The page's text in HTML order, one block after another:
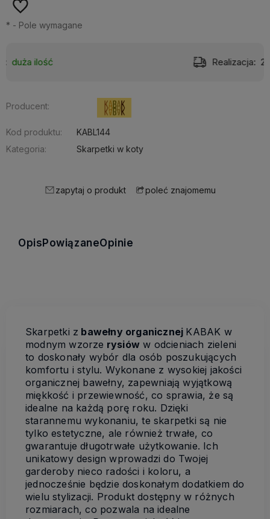
* - Pole wymagane
24 godziny
Producent:
Kod produktu:
KABL144
Kategoria:
Skarpetki w koty
zapytaj o produkt poleć znajomemu
OpisPowiązaneOpinie
Skarpetki z bawełny organicznej KABAK w
modnym wzorze rysiów w odcieniach zieleni
to doskonały wybór dla osób poszukujących
komfortu i stylu. Wykonane z wysokiej jakości
organicznej bawełny, zapewniają wyjątkową
miękkość i przewiewność, co sprawia, że są
idealne na każdą porę roku. Dzięki
starannemu wykonaniu, te skarpetki są nie
tylko estetyczne, ale również trwałe, co
gwarantuje długotrwałe użytkowanie. Ich
unikatowy design wprowadzi do Twojej
garderoby nieco radości i koloru, a
jednocześnie będzie doskonałym dodatkiem do
wielu stylizacji. Produkt dostępny w różnych
rozmiarach, co pozwala na idealne